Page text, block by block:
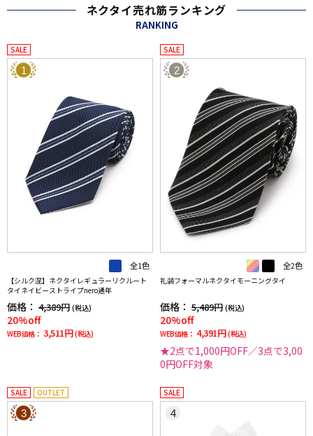
ネクタイ売れ筋ランキング
RANKING
SALE
1
全1色
【シルク混】ネクタイレギュラーリクルート
タイネイビーストライプnero通年
価格： 4,389円 (税込)
20%off
WEB価格： 3,511円 (税込)
SALE
2
全2色
礼装フォーマルネクタイモーニングタイ
価格： 5,489円 (税込)
20%off
WEB価格： 4,391円 (税込)
★2点で1,000円OFF／3点で3,00
0円OFF対象
SALE OUTLET
3
SALE
4